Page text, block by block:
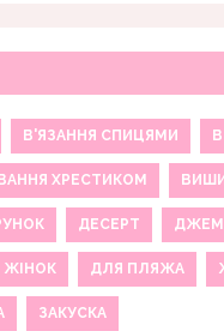
В'ЯЗАННЯ СПИЦЯМИ
ХРЕСТИКОМ
ДЕСЕРТ
ЖІНОК ДЛЯ ПЛЯЖА
ЗАКУСКА